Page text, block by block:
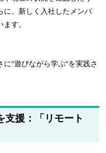
に、新しく入社したメンバ
す。
に"遊びながら学ぶ"を実践さ
支援：「リモート